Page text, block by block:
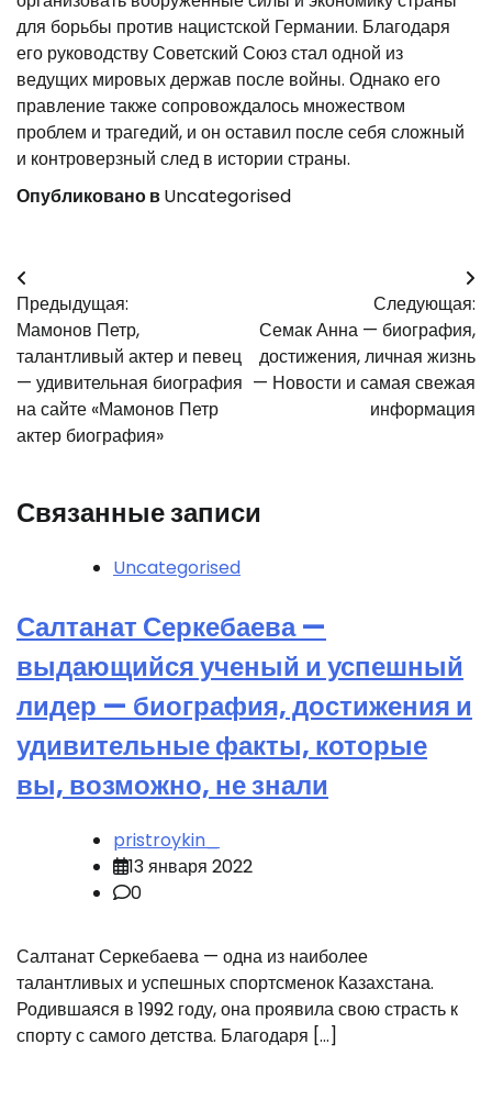
для борьбы против нацистской Германии. Благодаря
его руководству Советский Союз стал одной из
ведущих мировых держав после войны. Однако его
правление также сопровождалось множеством
проблем и трагедий, и он оставил после себя сложный
и контроверзный след в истории страны.
Опубликовано вUncategorised
Навигация
по
записям
Предыдущая:
Мамонов Петр,
талантливый актер и певец
— удивительная биография
на сайте «Мамонов Петр
актер биография»
Следующая:
Семак Анна — биография,
достижения, личная жизнь
— Новости и самая свежая
информация
Связанные записи
Uncategorised
Салтанат Серкебаева —
выдающийся ученый и успешный
лидер — биография, достижения и
удивительные факты, которые
вы, возможно, не знали
pristroykin_
13 января 2022
0
Салтанат Серкебаева — одна из наиболее
талантливых и успешных спортсменок Казахстана.
Родившаяся в 1992 году, она проявила свою страсть к
спорту с самого детства. Благодаря […]